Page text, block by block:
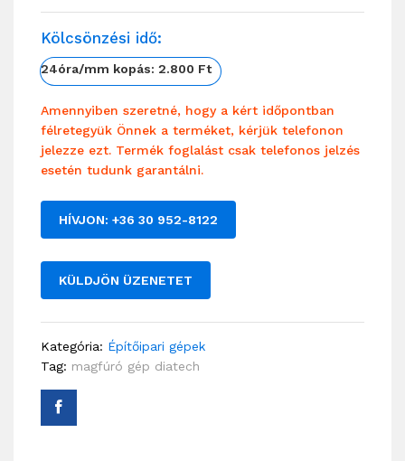
Kölcsönzési idő:
24óra/mm kopás: 2.800 Ft
Amennyiben szeretné, hogy a kért időpontban
félretegyük Önnek a terméket, kérjük telefonon
jelezze ezt. Termék foglalást csak telefonos jelzés
esetén tudunk garantálni.
HÍVJON: +36 30 952-8122
KÜLDJÖN ÜZENETET
Kategória: Építőipari gépek
Tag: magfúró gép diatech